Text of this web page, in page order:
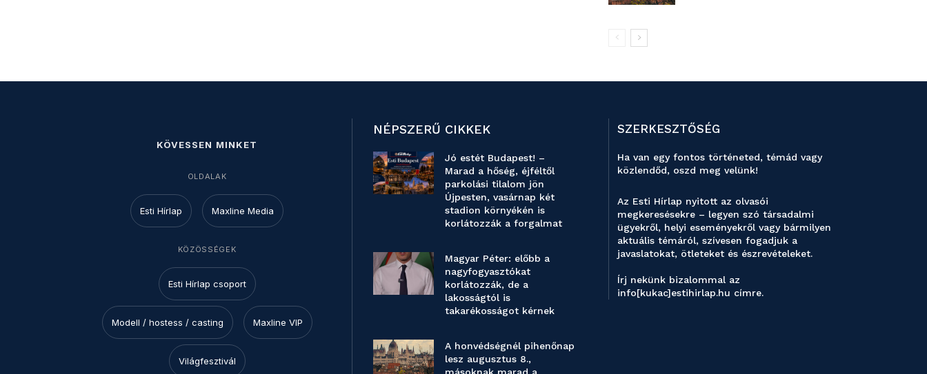
KÖVESSEN MINKET
OLDALAK
Esti Hírlap Maxline Media
KÖZÖSSÉGEK
Esti Hírlap csoport
Modell / hostess / casting Maxline VIP
Világfesztivál
NÉPSZERŰ CIKKEK
Jó estét Budapest! –
Marad a hőség, éjféltől
parkolási tilalom jön
Újpesten, vasárnap két
stadion környékén is
korlátozzák a forgalmat
Magyar Péter: előbb a
nagyfogyasztókat
korlátozzák, de a
lakosságtól is
takarékosságot kérnek
A honvédségnél pihenőnap
lesz augusztus 8.,
SZERKESZTŐSÉG
Ha van egy fontos történeted, témád vagy
közlendőd, oszd meg velünk!
Az Esti Hírlap nyitott az olvasói
megkeresésekre – legyen szó társadalmi
ügyekről, helyi eseményekről vagy bármilyen
aktuális témáról, szívesen fogadjuk a
javaslatokat, ötleteket és észrevételeket.
Írj nekünk bizalommal az
info[kukac]estihirlap.hu címre.